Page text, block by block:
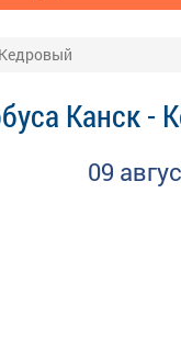
Канск -
09